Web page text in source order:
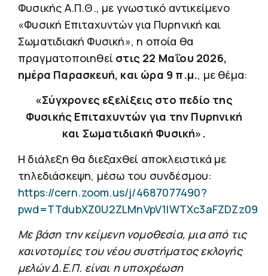
Φυσικής Α.Π.Θ., με γνωστικό αντικείμενο
«Φυσική Επιταχυντών για Πυρηνική και
Σωματιδιακή Φυσική», η οποία θα
πραγματοποιηθεί στις 22 Μαΐου 2026,
ημέρα Παρασκευή, και ώρα 9 π.μ., με θέμα:
«Σύγχρονες εξελίξεις στο πεδίο της
Φυσικής Επιταχυντών για την Πυρηνική
και Σωματιδιακή Φυσική».
Η διάλεξη θα διεξαχθεί αποκλειστικά με
τηλεδιάσκεψη, μέσω του συνδέσμου:
https://cern.zoom.us/j/4687077490?
pwd=TTdubXZ0U2ZLMnVpV1lWTXc3aFZDZz09
Με βάση την κείμενη νομοθεσία, μια από τις
καινοτομίες του νέου συστήματος εκλογής
μελών Δ.Ε.Π. είναι η υποχρέωση